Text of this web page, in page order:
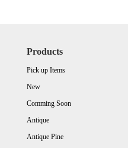
Products
Pick up Items
New
Comming Soon
Antique
Antique Pine